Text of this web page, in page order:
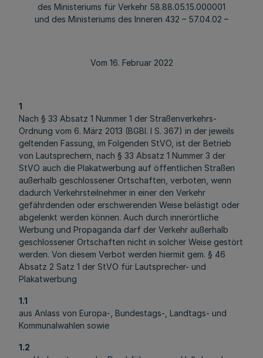
des Ministeriums für Verkehr 58.88.05.15.000001
und des Ministeriums des Inneren 432 – 57.04.02 –
Vom 16. Februar 2022
1
Nach § 33 Absatz 1 Nummer 1 der Straßenverkehrs-
Ordnung vom 6. März 2013 (BGBl. I S. 367) in der jeweils
geltenden Fassung, im Folgenden StVO, ist der Betrieb
von Lautsprechern, nach § 33 Absatz 1 Nummer 3 der
StVO auch die Plakatwerbung auf öffentlichen Straßen
außerhalb geschlossener Ortschaften, verboten, wenn
dadurch Verkehrsteilnehmer in einer den Verkehr
gefährdenden oder erschwerenden Weise belästigt oder
abgelenkt werden können. Auch durch innerörtliche
Werbung und Propaganda darf der Verkehr außerhalb
geschlossener Ortschaften nicht in solcher Weise gestört
werden. Von diesem Verbot werden hiermit gem. § 46
Absatz 2 Satz 1 der StVO für Lautsprecher- und
Plakatwerbung
1.1
aus Anlass von Europa-, Bundestags-, Landtags- und
Kommunalwahlen sowie
1.2